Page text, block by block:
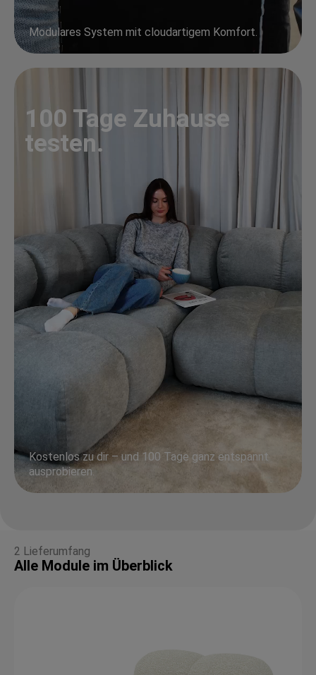
Modulares System mit cloudartigem Komfort.
100 Tage Zuhause
testen.
Kostenlos zu dir – und 100 Tage ganz entspannt
ausprobieren.
2 Lieferumfang
Alle Module im Überblick